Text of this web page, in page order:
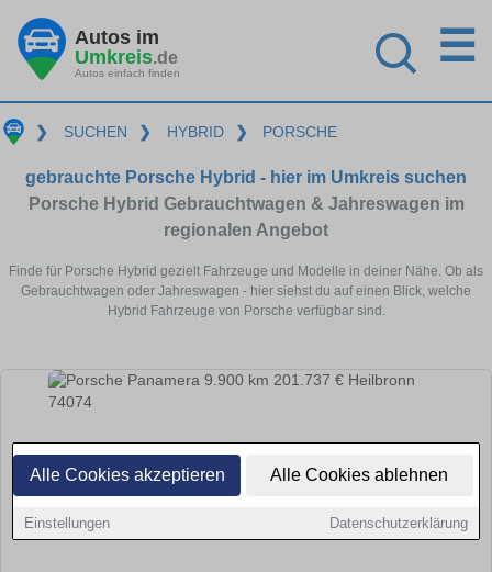
Alle Cookies akzeptieren Alle Cookies ablehnen
Einstellungen Datenschutzerklärung
Autos im
Umkreis.de
Autos einfach finden
☰
❯ SUCHEN ❯ HYBRID ❯ PORSCHE
gebrauchte Porsche Hybrid - hier im Umkreis suchen
Porsche Hybrid Gebrauchtwagen & Jahreswagen im
regionalen Angebot
Finde für Porsche Hybrid gezielt Fahrzeuge und Modelle in deiner Nähe. Ob als
Gebrauchtwagen oder Jahreswagen - hier siehst du auf einen Blick, welche
Hybrid Fahrzeuge von Porsche verfügbar sind.